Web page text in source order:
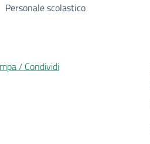
Personale scolastico
/ Condividi